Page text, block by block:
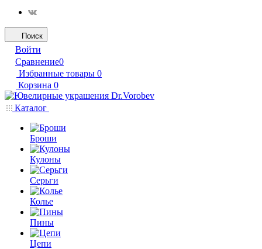
Поиск
Войти
Сравнение0
Избранные товары 0
Корзина 0
Каталог
Броши
Кулоны
Серьги
Колье
Пины
Цепи